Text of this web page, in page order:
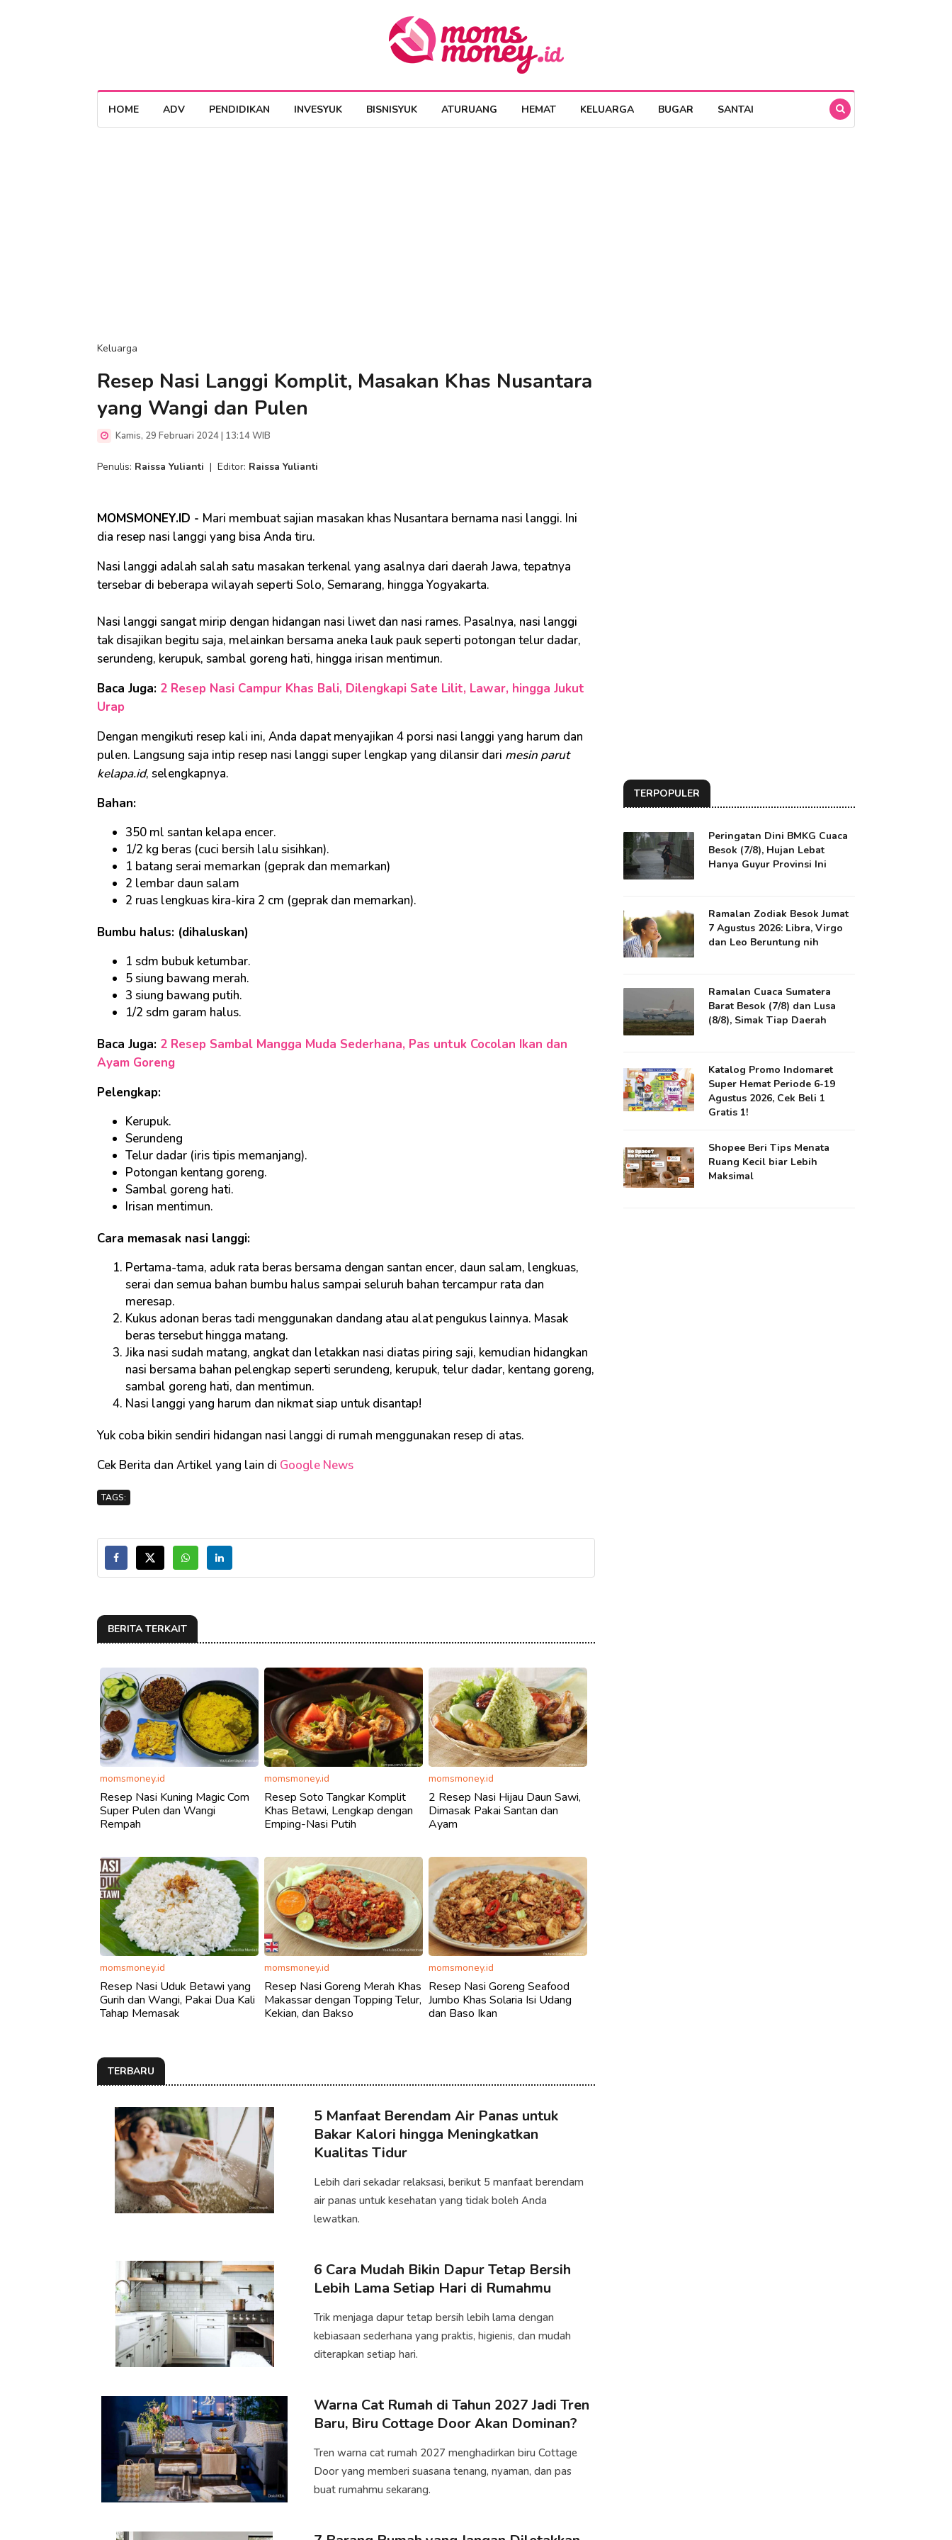
HOME ADV PENDIDIKAN INVESYUK BISNISYUK ATURUANG HEMAT KELUARGA BUGAR SANTAI
Keluarga
Resep Nasi Langgi Komplit, Masakan Khas Nusantara
yang Wangi dan Pulen
Kamis, 29 Februari 2024 | 13:14 WIB
Penulis: Raissa Yulianti | Editor: Raissa Yulianti
MOMSMONEY.ID - Mari membuat sajian masakan khas Nusantara bernama nasi langgi. Ini
dia resep nasi langgi yang bisa Anda tiru.
Nasi langgi adalah salah satu masakan terkenal yang asalnya dari daerah Jawa, tepatnya
tersebar di beberapa wilayah seperti Solo, Semarang, hingga Yogyakarta.
Nasi langgi sangat mirip dengan hidangan nasi liwet dan nasi rames. Pasalnya, nasi langgi
tak disajikan begitu saja, melainkan bersama aneka lauk pauk seperti potongan telur dadar,
serundeng, kerupuk, sambal goreng hati, hingga irisan mentimun.
Baca Juga: 2 Resep Nasi Campur Khas Bali, Dilengkapi Sate Lilit, Lawar, hingga Jukut
Urap
Dengan mengikuti resep kali ini, Anda dapat menyajikan 4 porsi nasi langgi yang harum dan
pulen. Langsung saja intip resep nasi langgi super lengkap yang dilansir dari mesin parut
kelapa.id, selengkapnya.
Bahan:
350 ml santan kelapa encer.
1/2 kg beras (cuci bersih lalu sisihkan).
1 batang serai memarkan (geprak dan memarkan)
2 lembar daun salam
2 ruas lengkuas kira-kira 2 cm (geprak dan memarkan).
Bumbu halus: (dihaluskan)
1 sdm bubuk ketumbar.
5 siung bawang merah.
3 siung bawang putih.
1/2 sdm garam halus.
Baca Juga: 2 Resep Sambal Mangga Muda Sederhana, Pas untuk Cocolan Ikan dan
Ayam Goreng
Pelengkap:
Kerupuk.
Serundeng
Telur dadar (iris tipis memanjang).
Potongan kentang goreng.
Sambal goreng hati.
Irisan mentimun.
Cara memasak nasi langgi:
Pertama-tama, aduk rata beras bersama dengan santan encer, daun salam, lengkuas,
serai dan semua bahan bumbu halus sampai seluruh bahan tercampur rata dan
meresap.
Kukus adonan beras tadi menggunakan dandang atau alat pengukus lainnya. Masak
beras tersebut hingga matang.
Jika nasi sudah matang, angkat dan letakkan nasi diatas piring saji, kemudian hidangkan
nasi bersama bahan pelengkap seperti serundeng, kerupuk, telur dadar, kentang goreng,
sambal goreng hati, dan mentimun.
Nasi langgi yang harum dan nikmat siap untuk disantap!
Yuk coba bikin sendiri hidangan nasi langgi di rumah menggunakan resep di atas.
Cek Berita dan Artikel yang lain di Google News
TAGS:
BERITA TERKAIT
momsmoney.id
Resep Nasi Kuning Magic Com
Super Pulen dan Wangi
Rempah
momsmoney.id
Resep Soto Tangkar Komplit
Khas Betawi, Lengkap dengan
Emping-Nasi Putih
momsmoney.id
2 Resep Nasi Hijau Daun Sawi,
Dimasak Pakai Santan dan
Ayam
momsmoney.id
Resep Nasi Uduk Betawi yang
Gurih dan Wangi, Pakai Dua Kali
Tahap Memasak
momsmoney.id
Resep Nasi Goreng Merah Khas
Makassar dengan Topping Telur,
Kekian, dan Bakso
momsmoney.id
Resep Nasi Goreng Seafood
Jumbo Khas Solaria Isi Udang
dan Baso Ikan
TERBARU
5 Manfaat Berendam Air Panas untuk
Bakar Kalori hingga Meningkatkan
Kualitas Tidur
Lebih dari sekadar relaksasi, berikut 5 manfaat berendam
air panas untuk kesehatan yang tidak boleh Anda
lewatkan.
6 Cara Mudah Bikin Dapur Tetap Bersih
Lebih Lama Setiap Hari di Rumahmu
Trik menjaga dapur tetap bersih lebih lama dengan
kebiasaan sederhana yang praktis, higienis, dan mudah
diterapkan setiap hari.
Warna Cat Rumah di Tahun 2027 Jadi Tren
Baru, Biru Cottage Door Akan Dominan?
Tren warna cat rumah 2027 menghadirkan biru Cottage
Door yang memberi suasana tenang, nyaman, dan pas
buat rumahmu sekarang.
TERPOPULER
Peringatan Dini BMKG Cuaca
Besok (7/8), Hujan Lebat
Hanya Guyur Provinsi Ini
Ramalan Zodiak Besok Jumat
7 Agustus 2026: Libra, Virgo
dan Leo Beruntung nih
Ramalan Cuaca Sumatera
Barat Besok (7/8) dan Lusa
(8/8), Simak Tiap Daerah
Katalog Promo Indomaret
Super Hemat Periode 6-19
Agustus 2026, Cek Beli 1
Gratis 1!
Shopee Beri Tips Menata
Ruang Kecil biar Lebih
Maksimal